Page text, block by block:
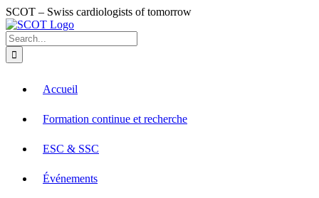
Skip
to
content
SCOT – Swiss cardiologists of tomorrow
X
LinkedIn
Email
YouTube
Search
for:
Accueil
Formation continue et recherche
ESC & SSC
Événements